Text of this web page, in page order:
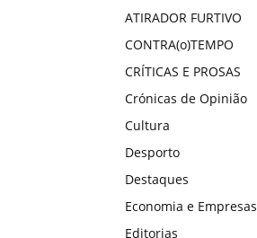
ATIRADOR FURTIVO
CONTRA(o)TEMPO
CRÍTICAS E PROSAS
Crónicas de Opinião
Cultura
Desporto
Destaques
Economia e Empresas
Editorias